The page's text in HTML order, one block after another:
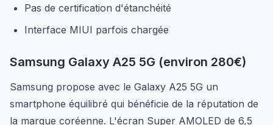
Pas de certification d'étanchéité
Interface MIUI parfois chargée
Samsung Galaxy A25 5G (environ 280€)
Samsung propose avec le Galaxy A25 5G un
smartphone équilibré qui bénéficie de la réputation de
la marque coréenne. L'écran Super AMOLED de 6,5